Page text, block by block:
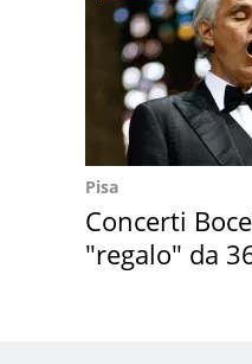
Pisa
Concerti
"regalo" da